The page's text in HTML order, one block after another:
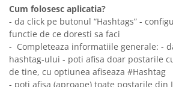
Cum folosesc aplicatia?
- da click pe butonul “Hashtags” -
functie de ce doresti sa faci
- Completeaza informatiile generale: -
hashtag-ului - poti afisa doar postarile
de tine, cu optiunea afiseaza #Hashtag
- poti afisa (aproape) toate postarile din